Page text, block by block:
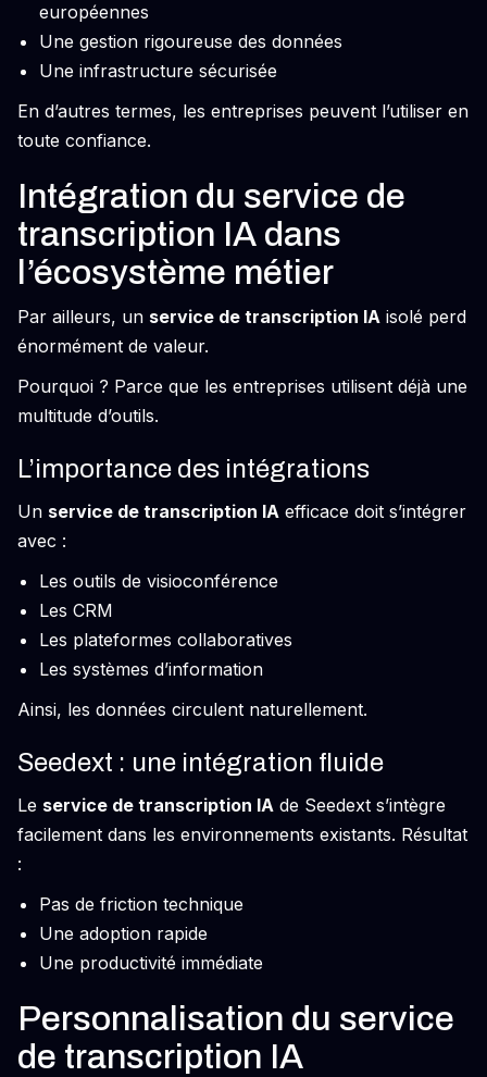
européennes
Une gestion rigoureuse des données
Une infrastructure sécurisée
En d’autres termes, les entreprises peuvent l’utiliser en
toute confiance.
Intégration du service de
transcription IA dans
l’écosystème métier
Par ailleurs, un service de transcription IA isolé perd
énormément de valeur.
Pourquoi ? Parce que les entreprises utilisent déjà une
multitude d’outils.
L’importance des intégrations
Un service de transcription IA efficace doit s’intégrer
avec :
Les outils de visioconférence
Les CRM
Les plateformes collaboratives
Les systèmes d’information
Ainsi, les données circulent naturellement.
Seedext : une intégration fluide
Le service de transcription IA de Seedext s’intègre
facilement dans les environnements existants. Résultat
:
Pas de friction technique
Une adoption rapide
Une productivité immédiate
Personnalisation du service
de transcription IA